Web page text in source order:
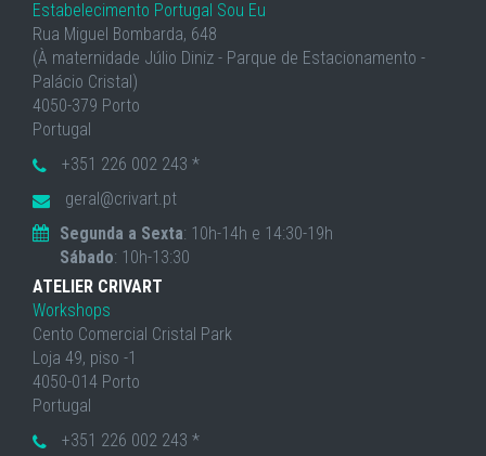
Estabelecimento Portugal Sou Eu
Rua Miguel Bombarda, 648
(À maternidade Júlio Diniz - Parque de Estacionamento -
Palácio Cristal)
4050-379 Porto
Portugal
+351 226 002 243 *
geral@crivart.pt
Segunda a Sexta: 10h-14h e 14:30-19h
Sábado: 10h-13:30
ATELIER CRIVART
Workshops
Cento Comercial Cristal Park
Loja 49, piso -1
4050-014 Porto
Portugal
+351 226 002 243 *